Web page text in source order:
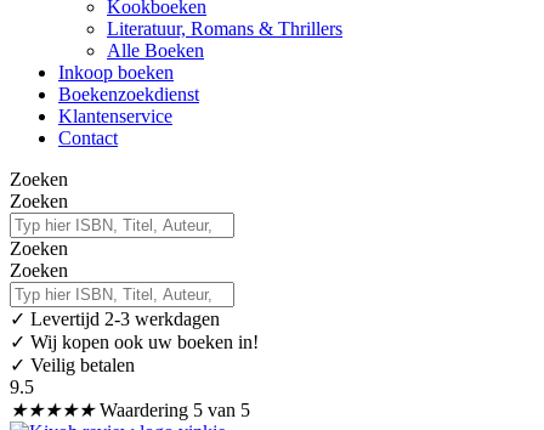
Kookboeken
Literatuur, Romans & Thrillers
Alle Boeken
Inkoop boeken
Boekenzoekdienst
Klantenservice
Contact
Zoeken
Zoeken
Zoeken
Zoeken
✓ Levertijd 2-3 werkdagen
✓ Wij kopen ook uw boeken in!
✓ Veilig betalen
9.5
★★★★★ Waardering 5 van 5